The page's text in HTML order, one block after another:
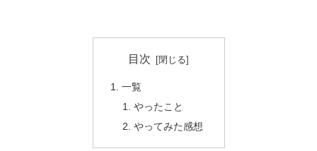
目次
一覧
やったこと
やってみた感想